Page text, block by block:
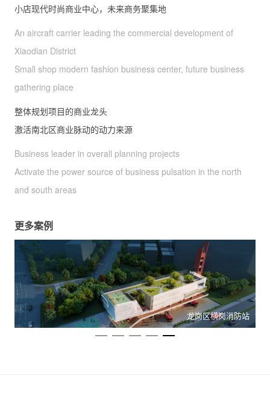
小店现代时尚商业中心，未来商务聚集地
An aircraft carrier leading the commercial development of
Xiaodian District
Small shop modern fashion business center, future business
gathering place
整体规划项目的商业龙头
激活南北区商业脉动的动力来源
Business leader in overall planning projects
Activate the power source of business pulsation in the north
and south areas
更多案例
龙岗区横岗消防站